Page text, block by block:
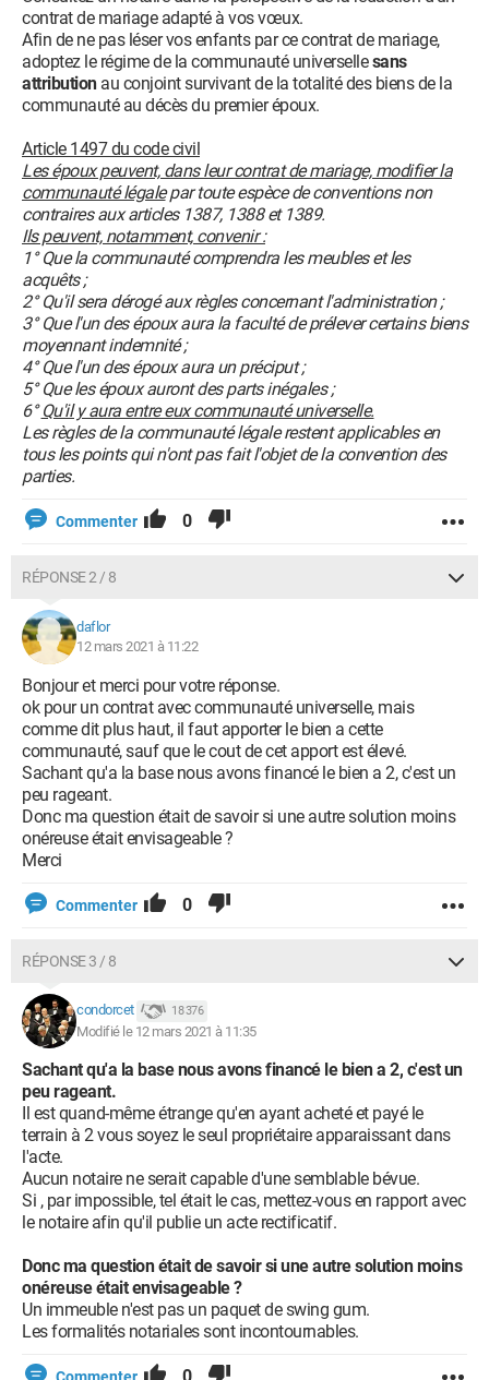
contrat de mariage adapté à vos vœux.
Afin de ne pas léser vos enfants par ce contrat de mariage,
adoptez le régime de la communauté universellesans
attributionau conjoint survivant de la totalité des biens de la
communauté au décès du premier époux.
Article 1497 du code civil
Les époux peuvent, dans leur contrat de mariage, modifier la
communauté légalepar toute espèce de conventions non
contraires aux articles 1387, 1388 et 1389.
Ils peuvent, notamment, convenir :
1° Que la communauté comprendra les meubles et les
acquêts ;
2° Qu'il sera dérogé aux règles concernant l'administration ;
3° Que l'un des époux aura la faculté de prélever certains biens
moyennant indemnité ;
4° Que l'un des époux aura un préciput ;
5° Que les époux auront des parts inégales ;
6°Qu'il y aura entre eux communauté universelle.
Les règles de la communauté légale restent applicables en
tous les points qui n'ont pas fait l'objet de la convention des
parties.
Commenter 0
RÉPONSE 2 / 8
daflor
12 mars 2021 à 11:22
Bonjour et merci pour votre réponse.
ok pour un contrat avec communauté universelle, mais
comme dit plus haut, il faut apporter le bien a cette
communauté, sauf que le cout de cet apport est élevé.
Sachant qu'a la base nous avons financé le bien a 2, c'est un
peu rageant.
Donc ma question était de savoir si une autre solution moins
onéreuse était envisageable ?
Merci
Commenter 0
RÉPONSE 3 / 8
condorcet 18 376
Modifié le 12 mars 2021 à 11:35
Sachant qu'a la base nous avons financé le bien a 2, c'est un
peu rageant.
Il est quand-même étrange qu'en ayant acheté et payé le
terrain à 2 vous soyez le seul propriétaire apparaissant dans
l'acte.
Aucun notaire ne serait capable d'une semblable bévue.
Si , par impossible, tel était le cas, mettez-vous en rapport avec
le notaire afin qu'il publie un acte rectificatif.
Donc ma question était de savoir si une autre solution moins
onéreuse était envisageable ?
Un immeuble n'est pas un paquet de swing gum.
Les formalités notariales sont incontournables.